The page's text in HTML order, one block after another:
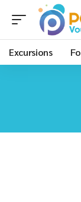
Excursions